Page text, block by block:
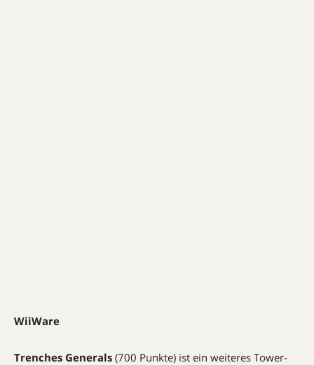
WiiWare
Trenches Generals (700 Punkte) ist ein weiteres Tower-